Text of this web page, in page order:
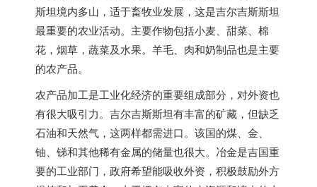
斯坦境内多山，适于畜牧业发展，这是吉尔吉斯斯坦
最重要的农业活动。主要作物包括小麦、甜菜、棉
花，烟草，蔬菜及水果。羊毛、肉和奶制品也是主要
的农产品。
农产品加工是工业化经济的重要组成部分，对外资也
有很大吸引力。吉尔吉斯斯坦有丰富的矿藏，但缺乏
石油和天然气，这两样都需进口。该国的煤、金、
铀、锑和其他稀有金属的储量也很大。冶金是吉国重
要的工业部门，政府希望能吸收外资，积极鼓励外方